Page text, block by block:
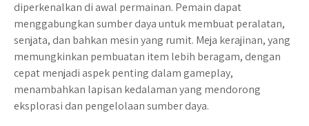
diperkenalkan di awal permainan. Pemain dapat
menggabungkan sumber daya untuk membuat peralatan,
senjata, dan bahkan mesin yang rumit. Meja kerajinan, yang
memungkinkan pembuatan item lebih beragam, dengan
cepat menjadi aspek penting dalam gameplay,
menambahkan lapisan kedalaman yang mendorong
eksplorasi dan pengelolaan sumber daya.